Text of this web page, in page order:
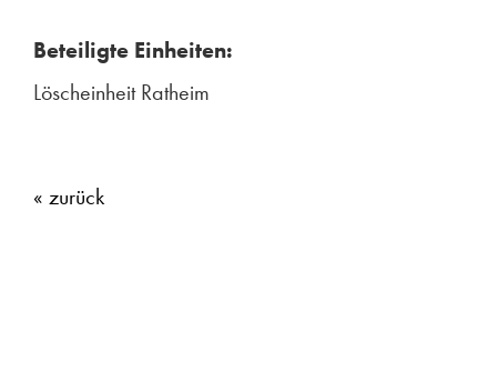
Beteiligte Einheiten:
Löscheinheit Ratheim
« zurück